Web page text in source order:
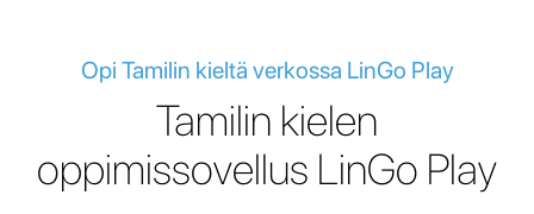
Opi Tamilin kieltä verkossa LinGo Play
Tamilin kielen
oppimissovellus LinGo Play